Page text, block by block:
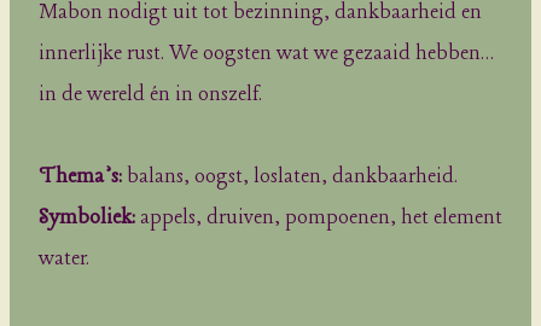
Mabon nodigt uit tot bezinning, dankbaarheid en
innerlijke rust. We oogsten wat we gezaaid hebben…
in de wereld én in onszelf.
Thema’s: balans, oogst, loslaten, dankbaarheid.
Symboliek:appels, druiven, pompoenen, het element
water.